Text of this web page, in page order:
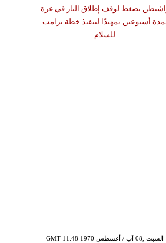
تضغط لوقف إطلاق النار في غزة
أسبوعين تمهيدًا لتنفيذ خطة ترامب
للسلام
GMT 11:48 1970 السبت ,08 آب / أغسطس